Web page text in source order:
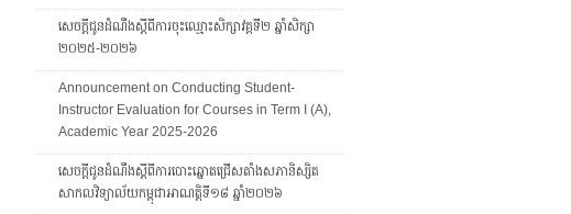
សេចក្ដីជូនដំណឹងស្ដីពីការចុះឈ្មោះសិក្សាវគ្គទី២ ឆ្នាំសិក្សា
២០២៥-២០២៦
Announcement on Conducting Student-
Instructor Evaluation for Courses in Term I (A),
Academic Year 2025-2026
សេចក្តីជូនដំណឹងស្តីពីការបោះឆ្នោតជ្រើសតាំងសភានិស្សិត
សាកលវិទ្យាល័យកម្ពុជាអាណត្តិទី១៨ ឆ្នាំ២០២៦